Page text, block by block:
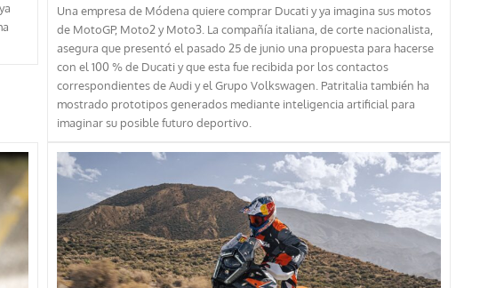
Una empresa de Módena quiere comprar Ducati y ya imagina sus motos
de MotoGP, Moto2 y Moto3. La compañía italiana, de corte nacionalista,
asegura que presentó el pasado 25 de junio una propuesta para hacerse
con el 100 % de Ducati y que esta fue recibida por los contactos
correspondientes de Audi y el Grupo Volkswagen. Patritalia también ha
mostrado prototipos generados mediante inteligencia artificial para
imaginar su posible futuro deportivo.